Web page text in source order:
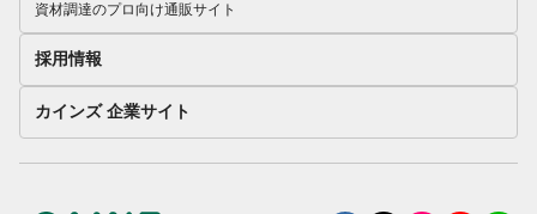
資材調達のプロ向け通販サイト
採用情報
カインズ 企業サイト